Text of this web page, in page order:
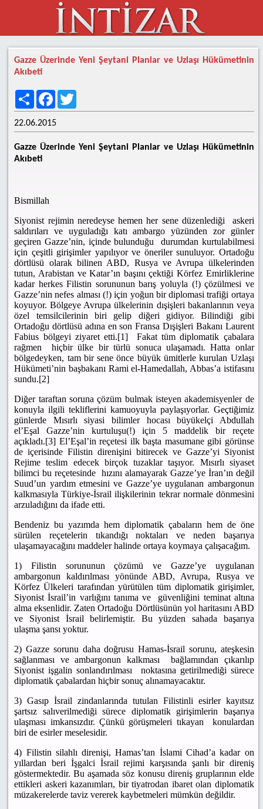
Gazze Üzerinde Yeni Şeytani Planlar ve Uzlaşı Hükümetinin
Akıbeti
Share Facebook
22.06.2015
Gazze Üzerinde Yeni Şeytani Planlar ve Uzlaşı Hükümetinin
Akıbeti
Bismillah
Siyonist rejimin neredeyse hemen her sene düzenlediği askeri
saldırıları ve uyguladığı katı ambargo yüzünden zor günler
geçiren Gazze’nin, içinde bulunduğu durumdan kurtulabilmesi
için çeşitli girişimler yapılıyor ve öneriler sunuluyor. Ortadoğu
dörtlüsü olarak bilinen ABD, Rusya ve Avrupa ülkelerinden
tutun, Arabistan ve Katar’ın başını çektiği Körfez Emirliklerine
kadar herkes Filistin sorununun barış yoluyla (!) çözülmesi ve
Gazze’nin nefes alması (!) için yoğun bir diplomasi trafiği ortaya
koyuyor. Bölgeye Avrupa ülkelerinin dışişleri bakanlarının veya
özel temsilcilerinin biri gelip diğeri gidiyor. Bilindiği gibi
Ortadoğu dörtlüsü adına en son Fransa Dışişleri Bakanı Laurent
Fabius bölgeyi ziyaret etti.[1] Fakat tüm diplomatik çabalara
rağmen hiçbir ülke bir türlü sonuca ulaşamadı. Hatta onlar
bölgedeyken, tam bir sene önce büyük ümitlerle kurulan Uzlaşı
Hükümeti’nin başbakanı Rami el-Hamedallah, Abbas’a istifasını
sundu.[2]
Diğer taraftan soruna çözüm bulmak isteyen akademisyenler de
konuyla ilgili tekliflerini kamuoyuyla paylaşıyorlar. Geçtiğimiz
günlerde Mısırlı siyasi bilimler hocası büyükelçi Abdullah
el’Eşal Gazze’nin kurtuluşu(!) için 5 maddelik bir reçete
açıkladı.[3] El’Eşal’in reçetesi ilk başta masumane gibi görünse
de içerisinde Filistin direnişini bitirecek ve Gazze’yi Siyonist
Rejime teslim edecek birçok tuzaklar taşıyor. Mısırlı siyaset
bilimci bu reçetesinde hızını alamayarak Gazze’ye İran’ın değil
Suud’un yardım etmesini ve Gazze’ye uygulanan ambargonun
kalkmasıyla Türkiye-İsrail ilişkilerinin tekrar normale dönmesini
arzuladığını da ifade etti.
Bendeniz bu yazımda hem diplomatik çabaların hem de öne
sürülen reçetelerin tıkandığı noktaları ve neden başarıya
ulaşamayacağını maddeler halinde ortaya koymaya çalışacağım.
1) Filistin sorununun çözümü ve Gazze’ye uygulanan
ambargonun kaldırılması yönünde ABD, Avrupa, Rusya ve
Körfez Ülkeleri tarafından yürütülen tüm diplomatik girişimler,
Siyonist İsrail’in varlığını tanıma ve güvenliğini teminat altına
alma eksenlidir. Zaten Ortadoğu Dörtlüsünün yol haritasını ABD
ve Siyonist İsrail belirlemiştir. Bu yüzden sahada başarıya
ulaşma şansı yoktur.
2) Gazze sorunu daha doğrusu Hamas-İsrail sorunu, ateşkesin
sağlanması ve ambargonun kalkması bağlamından çıkarılıp
Siyonist işgalin sonlandırılması noktasına getirilmediği sürece
diplomatik çabalardan hiçbir sonuç alınamayacaktır.
3) Gasıp İsrail zindanlarında tutulan Filistinli esirler kayıtsız
şartsız salıverilmediği sürece diplomatik girişimlerin başarıya
ulaşması imkansızdır. Çünkü görüşmeleri tıkayan konulardan
biri de esirler meselesidir.
4) Filistin silahlı direnişi, Hamas’tan İslami Cihad’a kadar on
yıllardan beri İşgalci İsrail rejimi karşısında şanlı bir direniş
göstermektedir. Bu aşamada söz konusu direniş gruplarının elde
ettikleri askeri kazanımları, bir tiyatrodan ibaret olan diplomatik
müzakerelerde taviz vererek kaybetmeleri mümkün değildir.